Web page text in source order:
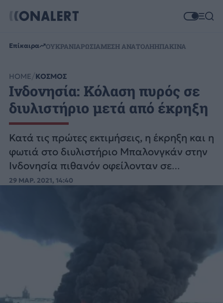
Επίκαιρα ΟΥΚΡΑΝΙΑΡΩΣΙΑΜΕΣΗ ΑΝΑΤΟΛΗΗΠΑΚΙΝΑ
HOME ΚΟΣΜΟΣ
Ινδονησία: Κόλαση πυρός σε
διυλιστήριο μετά από έκρηξη
Κατά τις πρώτες εκτιμήσεις, η έκρηξη και η
φωτιά στο διυλιστήριο Μπαλονγκάν στην
Ινδονησία πιθανόν οφείλονταν σε
κεραυνό.
29 ΜΑΡ. 2021, 14:40